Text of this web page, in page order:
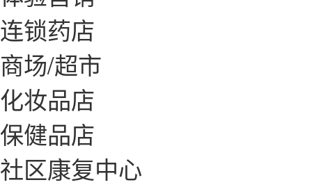
连锁药店
商场/超市
化妆品店
保健品店
社区康复中心